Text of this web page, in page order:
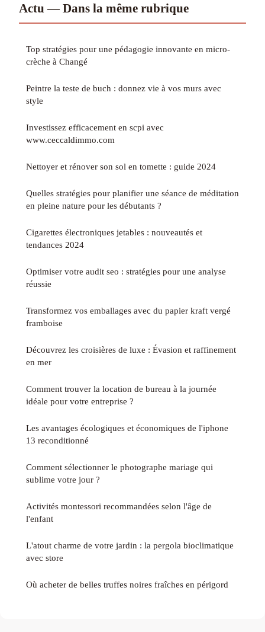
Actu — Dans la même rubrique
Top stratégies pour une pédagogie innovante en micro-
crèche à Changé
Peintre la teste de buch : donnez vie à vos murs avec
style
Investissez efficacement en scpi avec
www.ceccaldimmo.com
Nettoyer et rénover son sol en tomette : guide 2024
Quelles stratégies pour planifier une séance de méditation
en pleine nature pour les débutants ?
Cigarettes électroniques jetables : nouveautés et
tendances 2024
Optimiser votre audit seo : stratégies pour une analyse
réussie
Transformez vos emballages avec du papier kraft vergé
framboise
Découvrez les croisières de luxe : Évasion et raffinement
en mer
Comment trouver la location de bureau à la journée
idéale pour votre entreprise ?
Les avantages écologiques et économiques de l'iphone
13 reconditionné
Comment sélectionner le photographe mariage qui
sublime votre jour ?
Activités montessori recommandées selon l'âge de
l'enfant
L'atout charme de votre jardin : la pergola bioclimatique
avec store
Où acheter de belles truffes noires fraîches en périgord